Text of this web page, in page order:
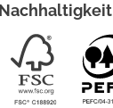
Nachhaltigkeit